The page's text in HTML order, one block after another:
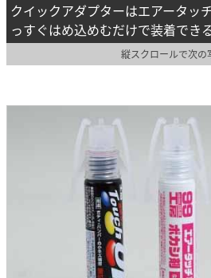
クイックアダプターはエアータッ
っすぐはめ込めむだけで装着できる
縦スクロールで次の